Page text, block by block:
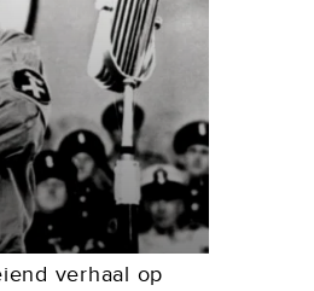
verhaal op